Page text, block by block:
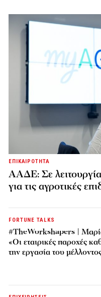
ΕΠΙΚΑΙΡΟΤΗΤΑ
ΑΑΔΕ: Σε
για τις αγροτικές
FORTUNE TALKS
#TheWorkshapers |
«Οι εταιρικές παροχές
την εργασία του